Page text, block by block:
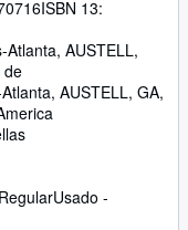
ISBN 13:
Atlanta, AUSTELL,
de
, AUSTELL, GA,
Usado -